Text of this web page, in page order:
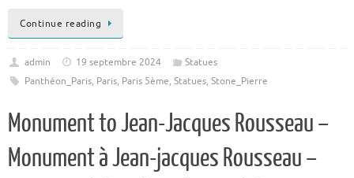
Continue reading
admin 19 septembre 2024
Statues
Panthéon_Paris, Paris, Paris 5ème, Statues, Stone_Pierre
Monument to Jean-Jacques Rousseau –
Monument à Jean-jacques Rousseau –